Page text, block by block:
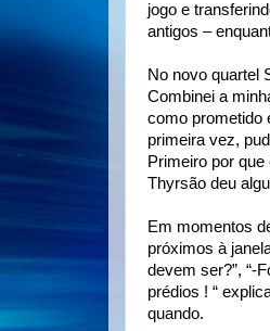
jogo e
antigos –
No novo quartel
Combinei a
como prometido
primeira vez,
Primeiro por
Thyrsão deu
Em momentos
próximos à
devem ser?”, “-
prédios ! “
quando.